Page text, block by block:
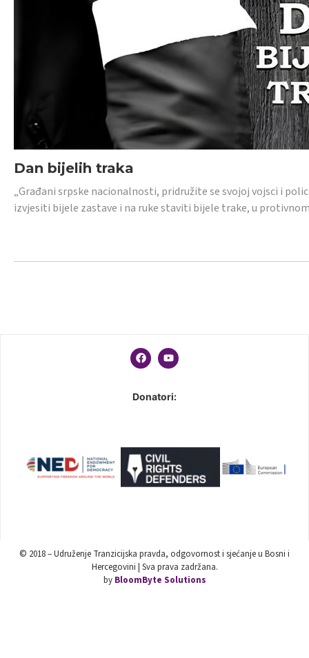
Dan bijelih traka
„Građani srpske nacionalnosti, pridružite se svojoj vojsci i
izvjesiti bijele zastave i na ruke staviti bijele trake, u
Donatori:
© 2018 – Udruženje Tranzicijska pravda, odgovornost i sjećanje u Bosni i
Hercegovini | Sva prava zadržana.
by BloomByte Solutions